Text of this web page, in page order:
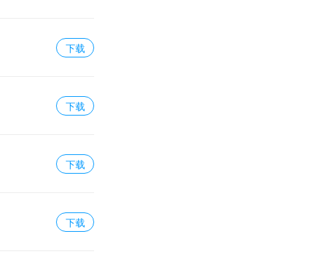
下载
下载
下载
下载